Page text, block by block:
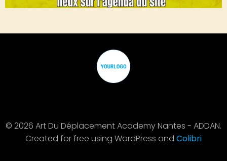
© 2026 Art Du Déplacement Academy Nantes - ADDAN.
Created for free using WordPress and Colibri